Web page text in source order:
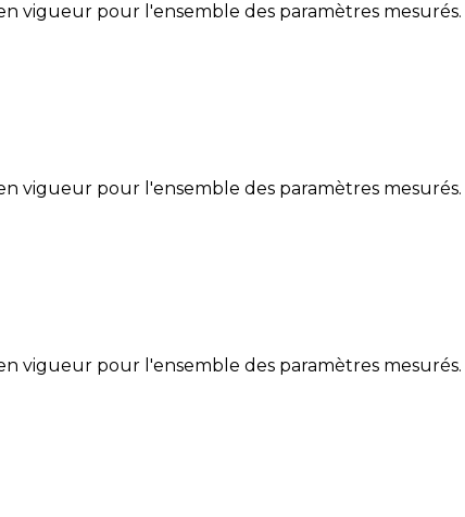
vigueur pour l'ensemble des paramètres mesurés.
vigueur pour l'ensemble des paramètres mesurés.
vigueur pour l'ensemble des paramètres mesurés.